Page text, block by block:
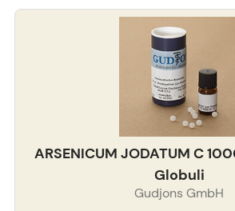
ARSENICUM JODATUM C
Globuli
Gudjons GmbH